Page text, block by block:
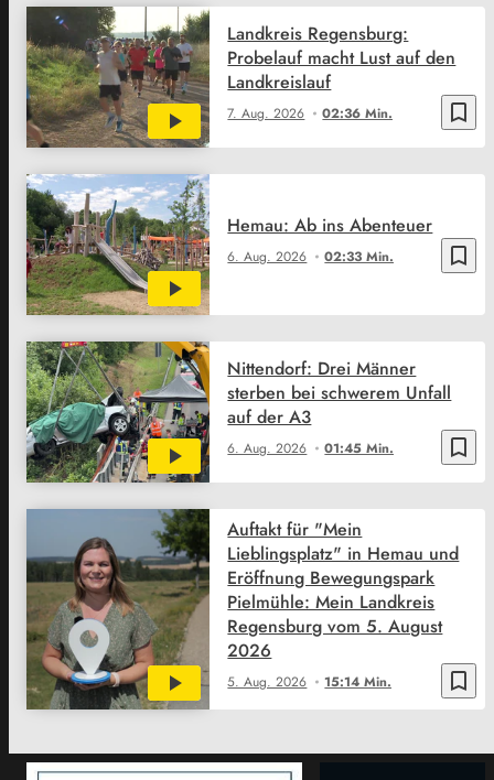
bookmark_border
7. Aug. 2026 02:36 Min.
Landkreis Regensburg:
Probelauf macht Lust auf den
Landkreislauf
bookmark_border
6. Aug. 2026 02:33 Min.
Hemau: Ab ins Abenteuer
bookmark_border
6. Aug. 2026 01:45 Min.
Nittendorf: Drei Männer
sterben bei schwerem Unfall
auf der A3
bookmark_border
5. Aug. 2026 15:14 Min.
Auftakt für "Mein
Lieblingsplatz" in Hemau und
Eröffnung Bewegungspark
Pielmühle: Mein Landkreis
Regensburg vom 5. August
2026